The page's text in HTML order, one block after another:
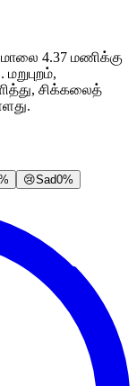
4.37 மணிக்கு
சிக்கலைத்
😢Sad0%